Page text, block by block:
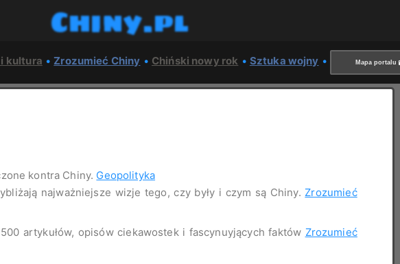
Chiny.pl
kultura •Zrozumieć Chiny • Chiński nowy rok • Sztuka wojny • Mapa portalu
kontra Chiny. Geopolityka
najważniejsze wizje tego, czy były i czym są Chiny. Zrozumieć
artykułów, opisów ciekawostek i fascynuyjących faktów Zrozumieć